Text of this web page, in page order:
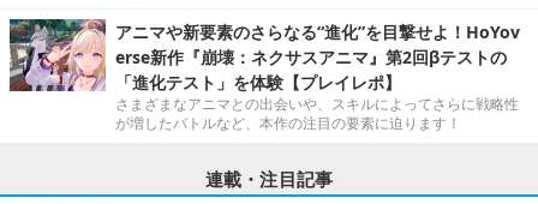
アニマや新要素のさらなる“進化”を目撃せよ！HoYov
erse新作『崩壊：ネクサスアニマ』第2回βテストの
「進化テスト」を体験【プレイレポ】
さまざまなアニマとの出会いや、スキルによってさらに戦略性
が増したバトルなど、本作の注目の要素に迫ります！
連載・注目記事